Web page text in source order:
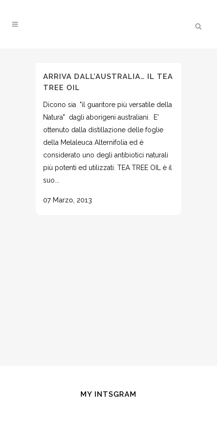
ARRIVA DALL’AUSTRALIA… IL TEA
TREE OIL
Dicono sia "il guaritore più versatile della
Natura" dagli aborigeni australiani. E'
ottenuto dalla distillazione delle foglie
della Melaleuca Alternifolia ed è
considerato uno degli antibiotici naturali
più potenti ed utilizzati. TEA TREE OIL è il
suo...
07 Marzo, 2013
MY INTSGRAM